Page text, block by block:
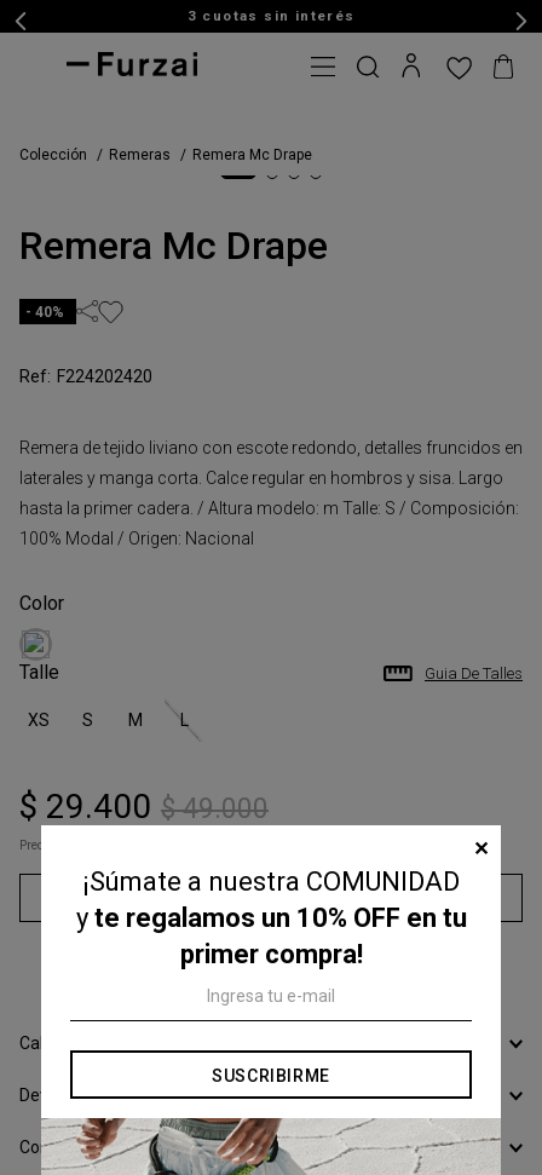
3 cuotas sin interés
Colección Remeras Remera Mc Drape
Remera Mc Drape
40%
F224202420
Remera de tejido liviano con escote redondo, detalles fruncidos en
laterales y manga corta. Calce regular en hombros y sisa. Largo
hasta la primer cadera. / Altura modelo: m Talle: S / Composición:
100% Modal / Origen: Nacional
Talle
XS S M L
Guia De Talles
$ 29.400 $ 49.000
Precio s/Imp.Nac
Agregar al carrito
cuotas sin interés de$ 9800
Calcular Envío
Devoluciones
Conocer todos los Medios de Pago
¡Súmate a nuestra COMUNIDAD
y te regalamos un 10% OFF en tu
primer compra!
SUSCRIBIRME
✕